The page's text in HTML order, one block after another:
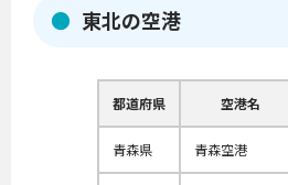
東北の空港
都道府県 空港名
青森県 青森空港